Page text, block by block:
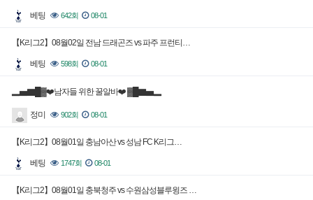
베팅 642회 08-01
【K리그2】08월02일 전남 드래곤즈 vs 파주 프런티…
베팅 598회 08-01
▂▅▇█▓❤️남자들 위한 꿀알바❤️ ▓█▇▅▂
정미 902회 08-01
【K리그2】08월01일 충남아산 vs 성남 FC K리그…
베팅 1747회 08-01
【K리그2】08월01일 충북청주 vs 수원삼성블루윙즈 …